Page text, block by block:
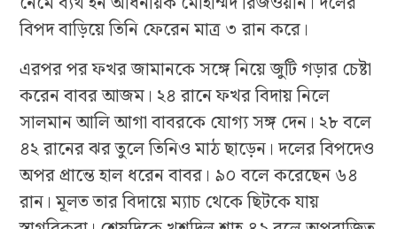
বিপদ বাড়িয়ে তিনি ফেরেন মাত্র ৩ রান করে।
এরপর পর ফখর জামানকে সঙ্গে নিয়ে জুটি গড়ার চেষ্টা
করেন বাবর আজম। ২৪ রানে ফখর বিদায় নিলে
সালমান আলি আগা বাবরকে যোগ্য সঙ্গ দেন। ২৮ বলে
৪২ রানের ঝর তুলে তিনিও মাঠ ছাড়েন। দলের বিপদেও
অপর প্রান্তে হাল ধরেন বাবর। ৯০ বলে করেছেন ৬৪
রান। মূলত তার বিদায়ে ম্যাচ থেকে ছিটকে যায়